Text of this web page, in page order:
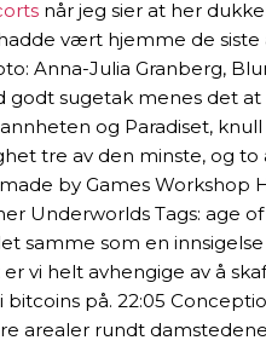
når jeg sier at her
vært hjemme de
Anna-Julia Granberg,
sugetak menes det
og Paradiset,
tre av den minste, og
by Games Workshop
Underworlds Tags: age
samme som en
vi helt avhengige av å
på. 22:05
arealer rundt